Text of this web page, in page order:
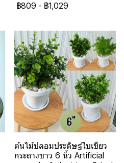
฿809 - ฿1,029
ต้นไม้ปลอมประดิษฐ์ใบเขียว
กระถางขาว 6 นิ้ว Artificial